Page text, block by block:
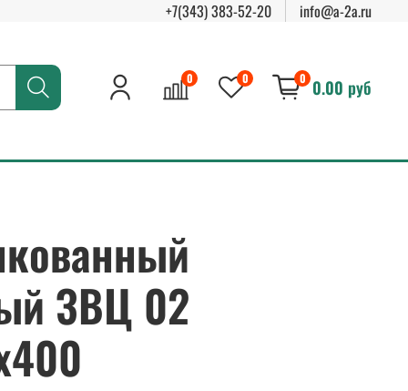
+7(343) 383-52-20 info@a-2a.ru
0 0 0 0.00 руб
ЗВЦ 02